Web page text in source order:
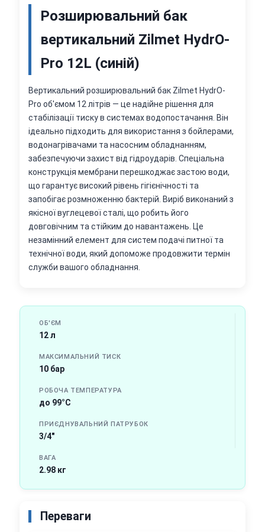
Розширювальний бак
вертикальний Zilmet HydrO-
Pro 12L (синій)
Вертикальний розширювальний бак Zilmet HydrO-
Pro об'ємом 12 літрів — це надійне рішення для
стабілізації тиску в системах водопостачання. Він
ідеально підходить для використання з бойлерами,
водонагрівачами та насосним обладнанням,
забезпечуючи захист від гідроударів. Спеціальна
конструкція мембрани перешкоджає застою води,
що гарантує високий рівень гігієнічності та
запобігає розмноженню бактерій. Виріб виконаний з
якісної вуглецевої сталі, що робить його
довговічним та стійким до навантажень. Це
незамінний елемент для систем подачі питної та
технічної води, який допоможе продовжити термін
служби вашого обладнання.
ОБ'ЄМ
12 л
МАКСИМАЛЬНИЙ ТИСК
10 бар
РОБОЧА ТЕМПЕРАТУРА
до 99°С
ПРИЄДНУВАЛЬНИЙ ПАТРУБОК
3/4"
ВАГА
2.98 кг
Переваги